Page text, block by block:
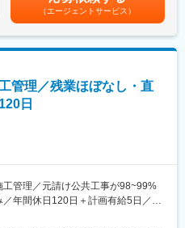
作成、サプライヤー管理）をお任
産管理・調達業務）の統括や・生
！
を支える中核ポジションであり、
高信頼性部品として、冷却板、ヒ
を展開しています。
程における温度・流量・均一性の
久性が求められる最先端装置用途
技術・加工技術・品質管理力を活
となっています。
（エージェントサービス）
管理／残業ほぼなし・直
日
工管理／元請け公共工事が98~99%
年間休日120日＋計画有給5日／転